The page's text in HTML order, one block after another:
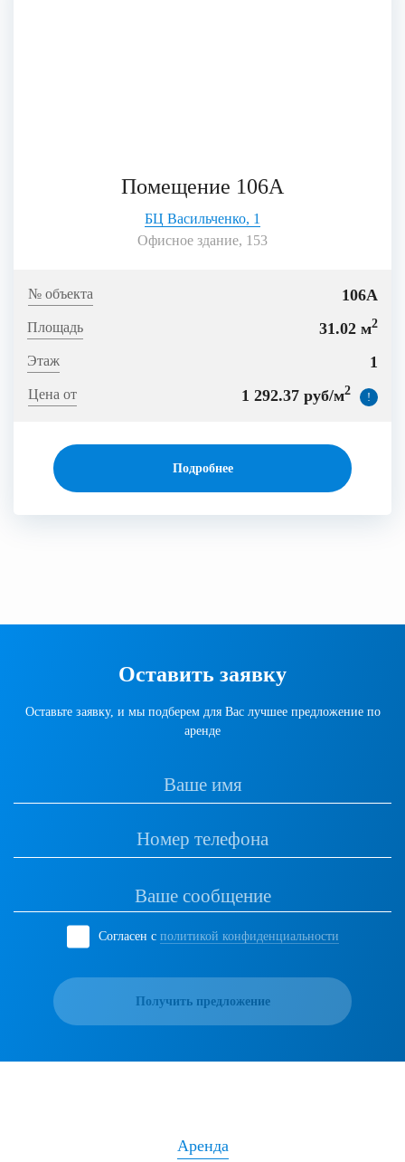
Помещение 106А
БЦ Васильченко, 1
Офисное здание, 153
106А
31.02 м2
1
1 292.37 руб/м2 !
Подробнее
Оставить заявку
Оставьте заявку, и мы подберем для Вас лучшее предложение по
аренде
Согласен с политикой конфиденциальности
Получить предложение
Аренда